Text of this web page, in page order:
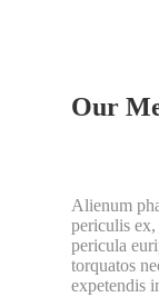
一般社団法人
Our
Alienum
periculis
pericula
torquatos
expetendis